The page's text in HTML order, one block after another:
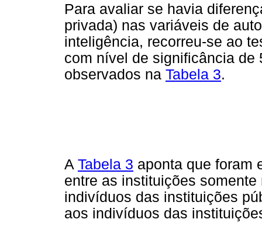
Para avaliar se havia
privada) nas variáveis de
inteligência, recorreu-se ao
com nível de significância de
observados na Tabela 3.
A Tabela 3 aponta que foram
entre as instituições
indivíduos das instituições
aos indivíduos das